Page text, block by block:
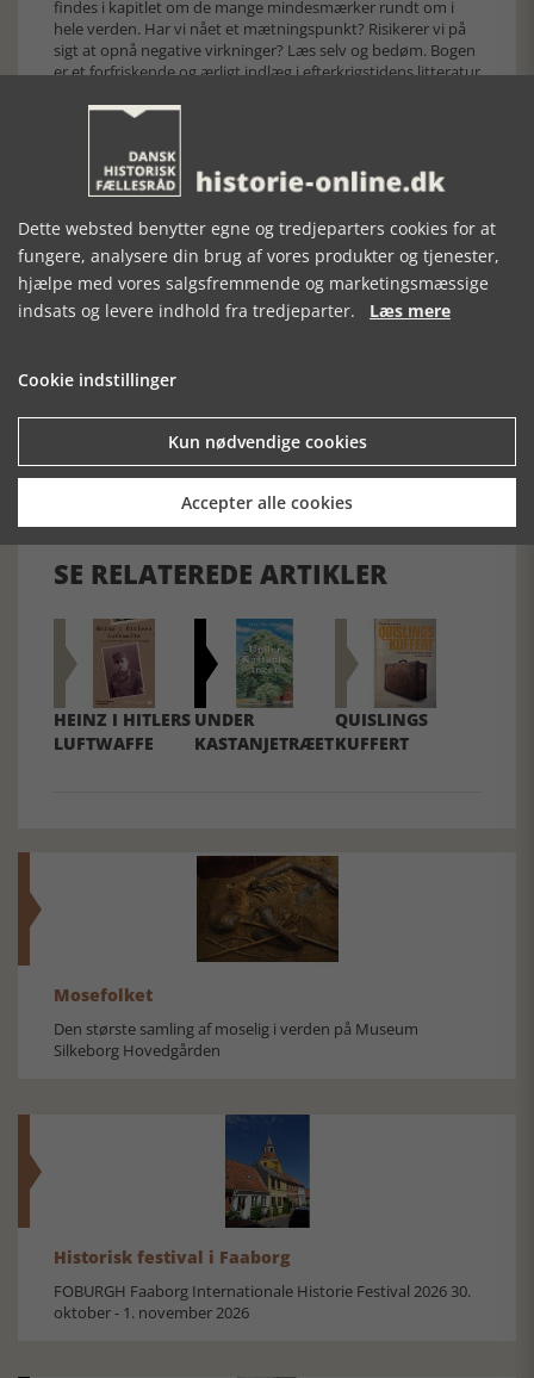
findes i kapitlet om de mange mindesmærker rundt om i
hele verden. Har vi nået et mætningspunkt? Risikerer vi på
sigt at opnå negative virkninger? Læs selv og bedøm. Bogen
er et forfriskende og ærligt indlæg i efterkrigstidens litteratur
begivenhed nogensinde.
Søren Gosvig Olesen:
Udg. af Gyldendal
224 sider, 203 kr.
Gyldendal
Forrige artikel
SE RELATEREDE ARTIKLER
HEINZ I HITLERS
LUFTWAFFE
UNDER
KASTANJETRÆET
QUISLINGS
KUFFERT
Mosefolket
Den største samling af moselig i verden på Museum
Silkeborg Hovedgården
Historisk festival i Faaborg
FOBURGH Faaborg Internationale Historie Festival 2026 30.
oktober - 1. november 2026
Dette websted benytter egne og tredjeparters cookies for at
fungere, analysere din brug af vores produkter og tjenester,
hjælpe med vores salgsfremmende og marketingsmæssige
indsats og levere indhold fra tredjeparter. Læs mere
Cookie indstillinger
Kun nødvendige cookies
Accepter alle cookies